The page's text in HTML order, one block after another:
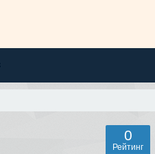
0
Рейтинг